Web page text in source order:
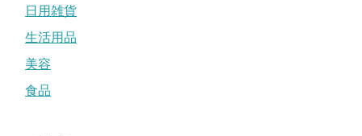
日用雑貨
生活用品
美容
食品